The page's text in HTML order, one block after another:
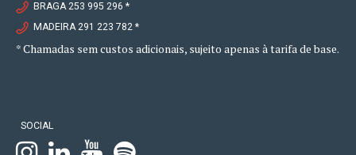
BRAGA 253 995 296 *
MADEIRA 291 223 782 *
* Chamadas sem custos adicionais, sujeito apenas à tarifa de base.
SOCIAL